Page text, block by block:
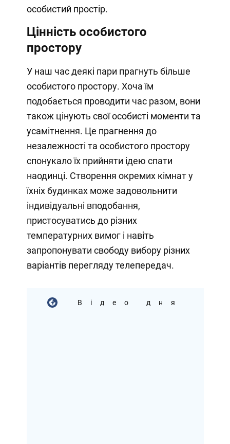
особистий простір.
Цінність особистого
простору
У наш час деякі пари прагнуть більше
особистого простору. Хоча їм
подобається проводити час разом, вони
також цінують свої особисті моменти та
усамітнення. Це прагнення до
незалежності та особистого простору
спонукало їх прийняти ідею спати
наодинці. Створення окремих кімнат у
їхніх будинках може задовольнити
індивідуальні вподобання,
пристосуватись до різних
температурних вимог і навіть
запропонувати свободу вибору різних
варіантів перегляду телепередач.
Відео дня